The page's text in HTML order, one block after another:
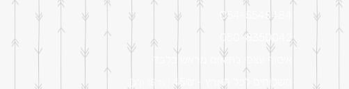
054-5545484
050-8350042
איסוף עצמי בתיאום מראש בלבד
משלוחים לכל הארץ - 45₪